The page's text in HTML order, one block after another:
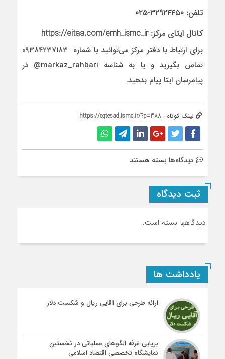
تلفن: ۳۲۹۲۴۴۵۰-۰۲۵
کانال ایتای مرکز: https://eitaa.com/emh_ismc_ir
برای ارتباط با دفتر مرکز می‌توانید با شماره ۰۹۳۸۴۲۳۷۱۸۳
تماس بگیرید و یا به شناسه markaz_rahbari@ در
پیامرسان ایتا پیام بدهید.
لینک کوتاه : https://eqtesad.ismc.ir/?p=388
دیدگاه‌ها برای
ما
بسته هستند
ثبت دیدگاه
دیدگاهها بسته است.
یادداشت ها
ارائه طرحی برای آقایی ریال و شکست دلار
برپایی غرفه الگوهای عملیاتی در نخستین
نمایشگاه تخصصی اقتصاد اسلامی